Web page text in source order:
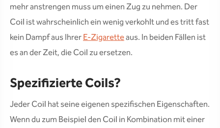
mehr anstrengen muss um einen Zug zu nehmen. Der
Coil ist wahrscheinlich ein wenig verkohlt und es tritt fast
kein Dampf aus IhrerE-Zigaretteaus. In beiden Fällen ist
es an der Zeit, die Coil zu ersetzen.
Spezifizierte Coils?
Jeder Coil hat seine eigenen spezifischen Eigenschaften.
Wenn du zum Beispiel den Coil in Kombination mit einer